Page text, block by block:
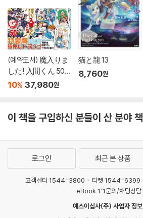
(예약도서) 魔入りま
した! 入間くん 50
特裝版
10% 37,980원
猫と龍 13
8,760원
이 책을 구입하신 분들이 산 분야 책
로그인 최근 본 상품
고객센터 1544-3800 티켓 1544-6399
eBook 1:1문의/채팅상담
예스이십사(주) 사업자 정보